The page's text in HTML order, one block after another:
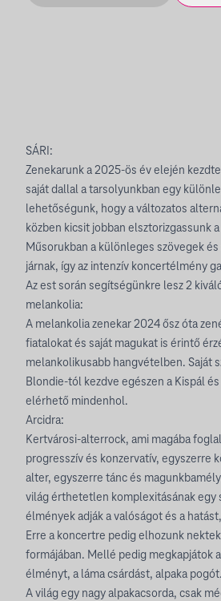
SÁRI:
Zenekarunk a 2025-ös év elején
saját dallal a tarsolyunkban egy
lehetőségunk, hogy a változatos
közben kicsit jobban elsztorizgassunk
Műsorukban a különleges szövegek
járnak, így az intenzív koncertélmény
Az est során segítségünkre lesz 2
melankolia:
A melankolia zenekar 2024 ősz óta
fiatalokat és saját magukat is érintő
melankolikusabb hangvételben. Saját
Blondie-tól kezdve egészen a Kispál
elérhető mindenhol.
Arcidra:
Kertvárosi-alterrock, ami magába
progresszív és konzervatív, egyszerre
alter, egyszerre tánc és
világ érthetetlen komplexitásának egy
élmények adják a valóságot és a
Erre a koncertre pedig elhozunk
formájában. Mellé pedig megkapjátok
élményt, a láma csárdást, alpaka pogót.
A világ egy nagy alpakacsorda, csak